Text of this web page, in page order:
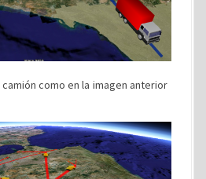
como en la imagen anterior